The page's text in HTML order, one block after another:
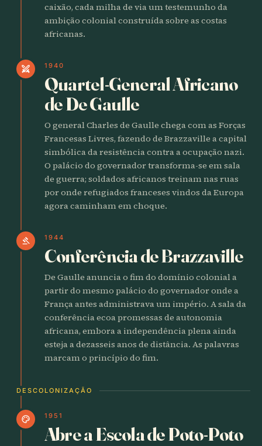
caixão, cada milha de via um testemunho da
ambição colonial construída sobre as costas
africanas.
swords 1940
Quartel-General Africano
de De Gaulle
O general Charles de Gaulle chega com as Forças
Francesas Livres, fazendo de Brazzaville a capital
simbólica da resistência contra a ocupação nazi.
O palácio do governador transforma-se em sala
de guerra; soldados africanos treinam nas ruas
por onde refugiados franceses vindos da Europa
agora caminham em choque.
gavel 1944
Conferência de Brazzaville
De Gaulle anuncia o fim do domínio colonial a
partir do mesmo palácio do governador onde a
França antes administrava um império. A sala da
conferência ecoa promessas de autonomia
africana, embora a independência plena ainda
esteja a dezasseis anos de distância. As palavras
marcam o princípio do fim.
DESCOLONIZAÇÃO
palette 1951
Abre a Escola de Poto-Poto